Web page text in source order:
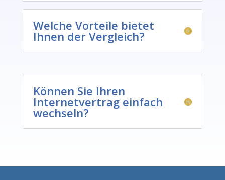
Welche Vorteile bietet
Ihnen der Vergleich?
Können Sie Ihren
Internetvertrag einfach
wechseln?